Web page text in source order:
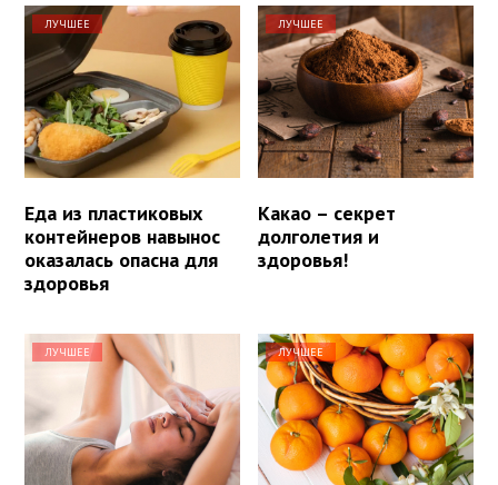
ЛУЧШЕЕ
Еда из пластиковых
контейнеров навынос
оказалась опасна для
здоровья
ЛУЧШЕЕ
Какао – секрет
долголетия и
здоровья!
ЛУЧШЕЕ ЛУЧШЕЕ